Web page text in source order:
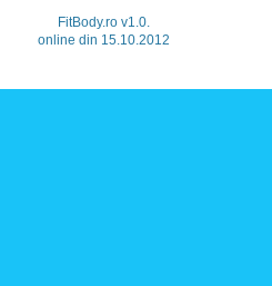
FitBody.ro v1.0.
online din 15.10.2012